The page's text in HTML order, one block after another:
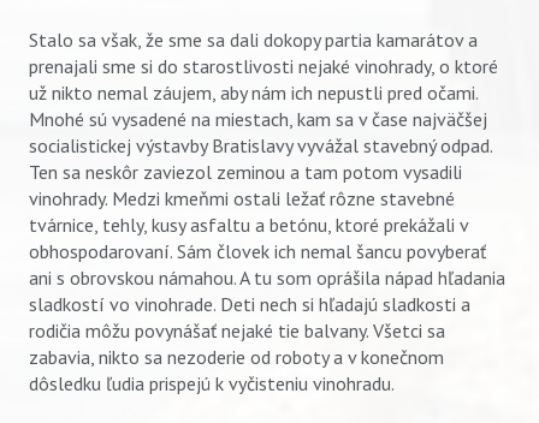
Vyhľadávanie
Stalo sa však, že sme sa dali dokopy partia kamarátov a
prenajali sme si do starostlivosti nejaké vinohrady, o ktoré
už nikto nemal záujem, aby nám ich nepustli pred očami.
Mnohé sú vysadené na miestach, kam sa v čase najväčšej
socialistickej výstavby Bratislavy vyvážal stavebný odpad.
Ten sa neskôr zaviezol zeminou a tam potom vysadili
vinohrady. Medzi kmeňmi ostali ležať rôzne stavebné
tvárnice, tehly, kusy asfaltu a betónu, ktoré prekážali v
obhospodarovaní. Sám človek ich nemal šancu povyberať
ani s obrovskou námahou. A tu som oprášila nápad hľadania
sladkostí vo vinohrade. Deti nech si hľadajú sladkosti a
rodičia môžu povynášať nejaké tie balvany. Všetci sa
zabavia, nikto sa nezoderie od roboty a v konečnom
dôsledku ľudia prispejú k vyčisteniu vinohradu.